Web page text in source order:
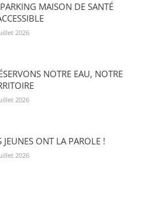
PARKING MAISON DE SANTÉ
2026
NOTRE EAU, NOTRE
2026
JEUNES ONT LA PAROLE !
2026